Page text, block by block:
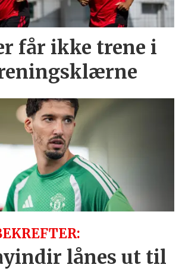
får ikke trene i
lånes ut til